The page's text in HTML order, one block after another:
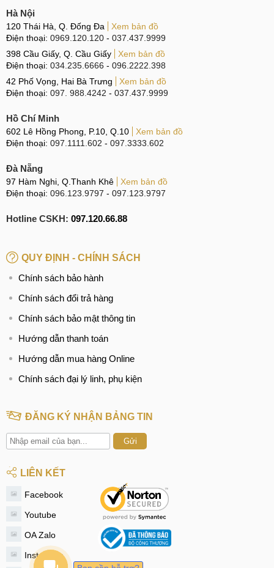
Hà Nội
120 Thái Hà, Q. Đống Đa
Xem bản đồ
Điện thoại: 0969.120.120 - 037.437.9999
398 Cầu Giấy, Q. Cầu Giấy
Xem bản đồ
Điện thoại: 034.235.6666 - 096.2222.398
42 Phố Vọng, Hai Bà Trưng
Xem bản đồ
Điện thoại: 097. 988.4242 - 037.437.9999
Hồ Chí Minh
602 Lê Hồng Phong, P.10, Q.10
Xem bản đồ
Điện thoại: 097.1111.602 - 097.3333.602
Đà Nẵng
97 Hàm Nghi, Q.Thanh Khê
Xem bản đồ
Điện thoại: 096.123.9797 - 097.123.9797
Hotline CSKH: 097.120.66.88
QUY ĐỊNH - CHÍNH SÁCH
Chính sách bảo hành
Chính sách đổi trả hàng
Chính sách bảo mật thông tin
Hướng dẫn thanh toán
Hướng dẫn mua hàng Online
Chính sách đại lý linh, phụ kiện
ĐĂNG KÝ NHẬN BẢNG TIN
Gửi
LIÊN KẾT
Facebook
Youtube
OA Zalo
Instagram